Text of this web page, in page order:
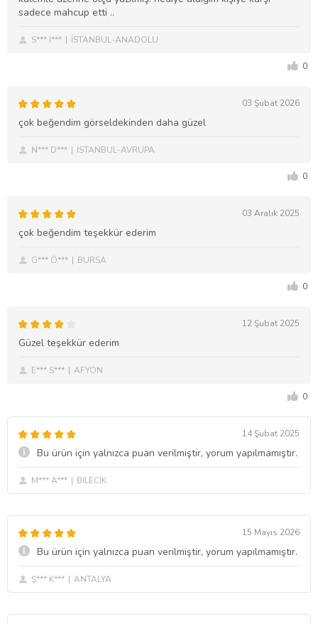
sadece mahcup etti ..
S*** I*** İSTANBUL-ANADOLU
0
03 Şubat 2026
çok beğendim görseldekinden daha güzel
N*** D*** İSTANBUL-AVRUPA
0
03 Aralık 2025
çok beğendim teşekkür ederim
G*** Ö*** BURSA
0
12 Şubat 2025
Güzel teşekkür ederim
E*** S*** AFYON
0
14 Şubat 2025
Bu ürün için yalnızca puan verilmiştir, yorum yapılmamıştır.
M*** A*** BİLECİK
15 Mayıs 2026
Bu ürün için yalnızca puan verilmiştir, yorum yapılmamıştır.
Ş*** K*** ANTALYA